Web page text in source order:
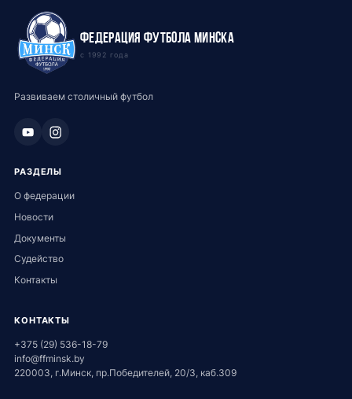
Федерация футбола Минска
с 1992 года
Развиваем столичный футбол
РАЗДЕЛЫ
О федерации
Новости
Документы
Судейство
Контакты
КОНТАКТЫ
+375 (29) 536-18-79
info@ffminsk.by
220003, г.Минск, пр.Победителей, 20/3, каб.309